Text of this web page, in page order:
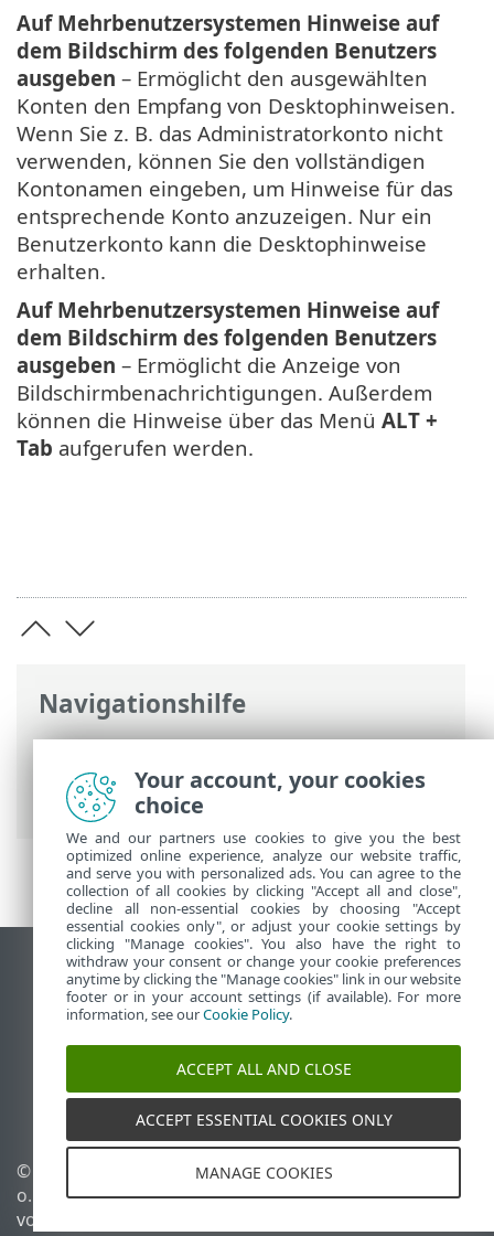
Navigationshilfe
ESET Online-Hilfe>ESET Smart Security
Premium
>Erweiterte Einstellungen>
Benachrichtigungen
> Desktophinweise
Auf Mehrbenutzersystemen Hinweise auf
dem Bildschirm des folgenden Benutzers
ausgeben – Ermöglicht den ausgewählten
Konten den Empfang von Desktophinweisen.
Wenn Sie z. B. das Administratorkonto nicht
verwenden, können Sie den vollständigen
Kontonamen eingeben, um Hinweise für das
entsprechende Konto anzuzeigen. Nur ein
Benutzerkonto kann die Desktophinweise
erhalten.
Auf Mehrbenutzersystemen Hinweise auf
dem Bildschirm des folgenden Benutzers
ausgeben – Ermöglicht die Anzeige von
Bildschirmbenachrichtigungen. Außerdem
können die Hinweise über das Menü ALT +
Tab aufgerufen werden.
Desktop-Site anzeigen
End of Life
ESET Knowledgebase
ESET-Forum
ESET Status Portal
Regionaler Support
© 1992 - 2026 ESET, spol. s r.
o. - Alle Rechte
vorbehalten.
Cookies verwalten
Cookie-Richtlinie
Your account, your cookies
choice
We and our partners use cookies to give you the best
optimized online experience, analyze our website traffic,
and serve you with personalized ads. You can agree to the
collection of all cookies by clicking "Accept all and close",
decline all non-essential cookies by choosing "Accept
essential cookies only", or adjust your cookie settings by
clicking "Manage cookies". You also have the right to
withdraw your consent or change your cookie preferences
anytime by clicking the "Manage cookies" link in our website
footer or in your account settings (if available). For more
information, see ourCookie Policy.
ACCEPT ALL AND CLOSE
ACCEPT ESSENTIAL COOKIES ONLY
MANAGE COOKIES